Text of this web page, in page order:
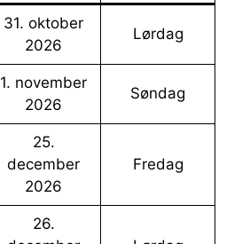
31. oktober
2026
lørdag
1. november
2026
søndag
25.
december
2026
fredag
26.